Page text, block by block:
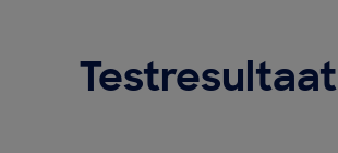
Testresultaat